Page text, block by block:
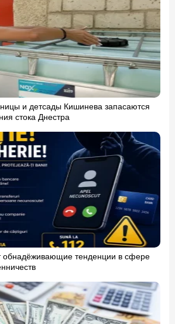
и детсады Кишинева запасаются
стока Днестра
обнадёживающие тенденции в сфере